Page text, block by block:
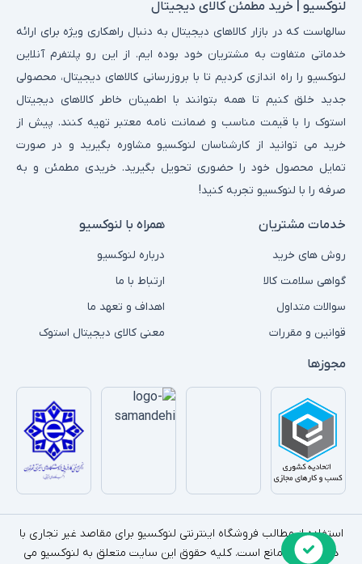
لنوکسیو | خرید مطمئن کالای دیجیتال
سالهاست که در بازار کالاهای دیجیتال به دنبال راهکاری ویژه برای ارائه
خدماتی متفاوت به مشتریان خود بوده ایم. از این رو پلتفرم آنلاین
لنوکسیو را راه اندازی کردیم تا با بروزرسانی کالاهای دیجیتال، محصولی
جدید خلق کنیم تا همه بتوانند با اطمینان خاطر کالاهای دیجیتال
استوک را با قیمت مناسب و ضمانت نامه معتبر تهیه کنند. پیش از
خرید می توانید از کارشناسان لنوکسیو مشاوره بگیرید و در صورت
تمایل محصول خود را حضوری تحویل بگیرید. خریدی مطمئن و به
صرفه را با لنوکسیو تجربه کنید!
خدمات مشتریان
روش های خرید
گواهی سلامت کالا
سوالات متداول
قوانین و مقررات
همراه با لنوکسیو
درباره لنوکسیو
ارتباط با ما
اهداف و تعهد ما
معنی کالای دیجیتال استوک
مجوزها
استفاده از مطالب فروشگاه اینترنتی لنوکسیو برای مقاصد غیر تجاری با
ذکر منبع بلامانع است. کلیه حقوق این سایت متعلق به لنوکسیو می